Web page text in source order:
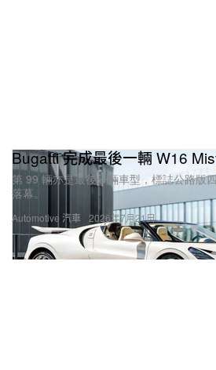
Automotive 汽車
Bugatti 完成最後一輛 W16
第 99 輛亦是最後一輛車型，標誌公路版
落幕。
2026年7月21日